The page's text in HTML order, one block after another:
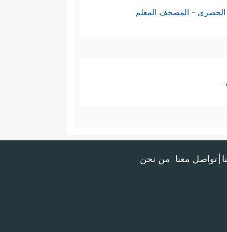
الحصري - المصحف المعلم
تواصل معنا من نحن